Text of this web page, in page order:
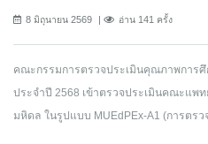
8 มิถุนายน 2569 อ่าน 141 ครั้ง
คณะกรรมการตรวจประเมินคุณภาพการ
ประจำปี 2568 เข้าตรวจประเมินคณะแพ
มหิดล ในรูปแบบ MUEdPEx-A1 (การตร